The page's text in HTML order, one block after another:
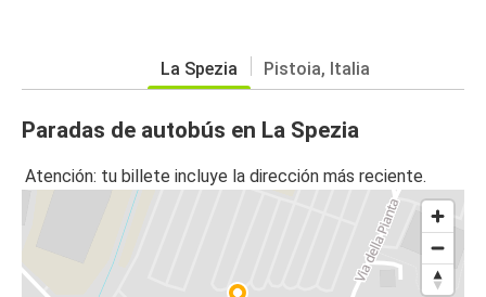
La Spezia Pistoia, Italia
Paradas de autobús en La Spezia
Atención: tu billete incluye la dirección más reciente.